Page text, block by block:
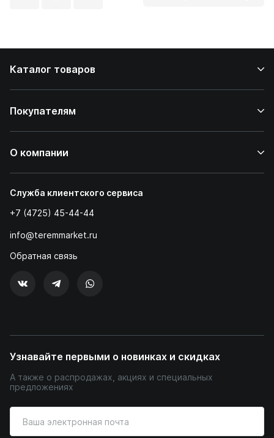
Каталог товаров
Покупателям
О компании
Служба клиентского сервиса
+7 (4725) 45-44-44
info@teremmarket.ru
Обратная связь
Узнавайте первыми о новинках и скидках
А также о распродажах, акциях и специальных
предложениях
ваш